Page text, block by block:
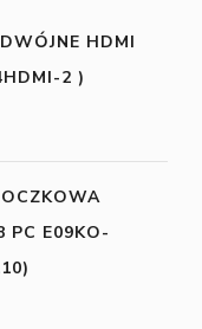
HDMI
2 )
PC E09KO-